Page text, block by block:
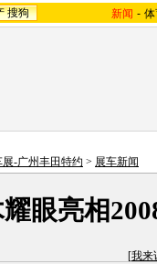
搜狗 新闻 -
展-广州丰田特约 > 展车新闻
眼亮相
[我来